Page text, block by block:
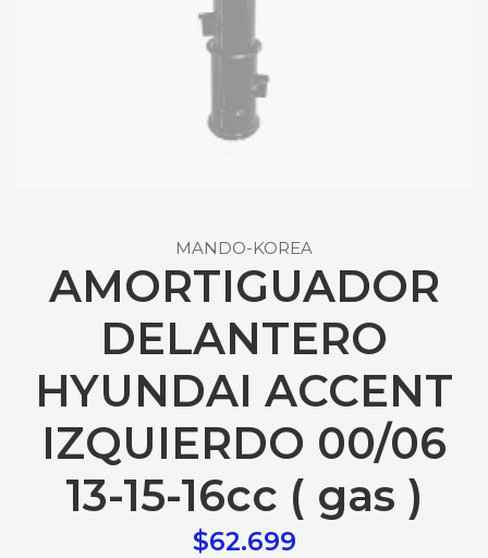
MANDO-KOREA
AMORTIGUADOR
DELANTERO
HYUNDAI ACCENT
IZQUIERDO 00/06
13-15-16cc ( gas )
$62.699